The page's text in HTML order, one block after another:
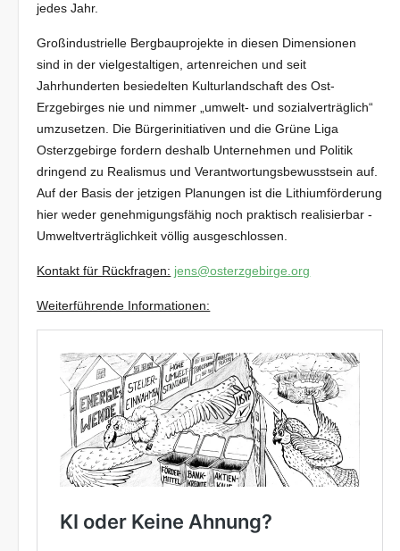
jedes Jahr.
Großindustrielle Bergbauprojekte in diesen Dimensionen
sind in der vielgestaltigen, artenreichen und seit
Jahrhunderten besiedelten Kulturlandschaft des Ost-
Erzgebirges nie und nimmer „umwelt- und sozialverträglich“
umzusetzen. Die Bürgerinitiativen und die Grüne Liga
Osterzgebirge fordern deshalb Unternehmen und Politik
dringend zu Realismus und Verantwortungsbewusstsein auf.
Auf der Basis der jetzigen Planungen ist die Lithiumförderung
hier weder genehmigungsfähig noch praktisch realisierbar -
Umweltverträglichkeit völlig ausgeschlossen.
Kontakt für Rückfragen: jens@osterzgebirge.org
Weiterführende Informationen: